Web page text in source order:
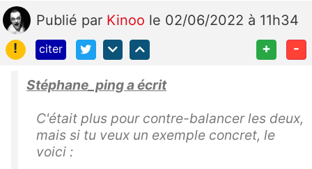
Publié par Kinoo le 02/06/2022 à 11h34
!
citer + -
Stéphane_ping a écrit
C'était plus pour contre-balancer les deux,
mais si tu veux un exemple concret, le
voici :